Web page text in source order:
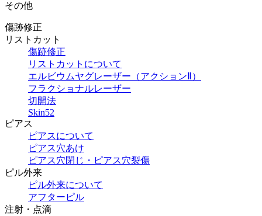
その他
傷跡修正
リストカット
傷跡修正
リストカットについて
エルビウムヤグレーザー（アクションⅡ）
フラクショナルレーザー
切開法
Skin52
ピアス
ピアスについて
ピアス穴あけ
ピアス穴閉じ・ピアス穴裂傷
ピル外来
ピル外来について
アフターピル
注射・点滴